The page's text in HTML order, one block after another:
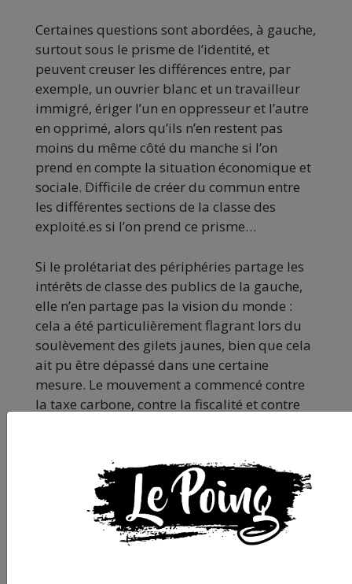
Certaines questions sont abordées, à gauche,
surtout sous le prisme de l’identité, et
peuvent creuser les différences entre, par
exemple, un ouvrier blanc et un travailleur
immigré, ériger l’un en oppresseur et l’autre
en opprimé, alors qu’ils n’en restent pas
moins du même côté du manche si l’on
prend en compte la situation économique et
sociale. Difficile de créer du commun entre
les différentes sections de la classe des
exploité.es si l’on prend ce prisme…
Si le prolétariat des périphéries partage les
intérêts de classe des publics de la gauche,
elle n’en partage pas la vision du monde :
cela a été particulièrement flagrant lors du
soulèvement des gilets jaunes, bien que cela
ait pu être dépassé dans une certaine
mesure. Le mouvement a commencé contre
la taxe carbone, contre la fiscalité et contre
se sont dégagées, comme l’augmentation
des salaires, le rétablissement de l’impôt sur
la fortune et même l’opposition aux
violences policières. Mais il aura fallu un
soulèvement pour que ce rapprochement se